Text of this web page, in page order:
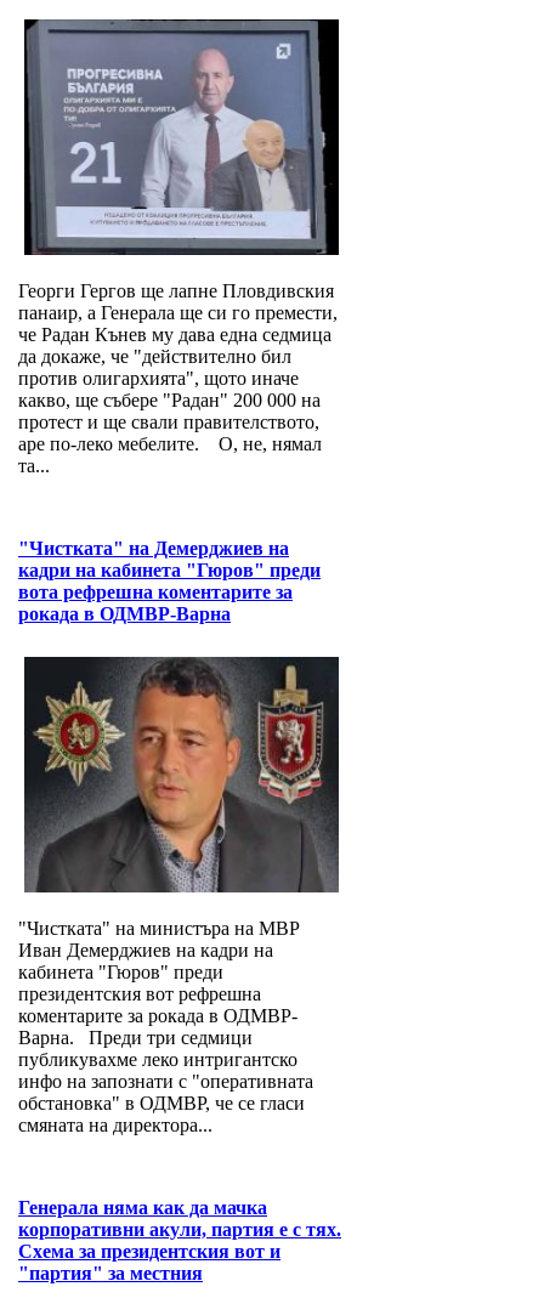
Георги Гергов ще лапне Пловдивския
панаир, а Генерала ще си го премести,
че Радан Кънев му дава една седмица
да докаже, че "действително бил
против олигархията", щото иначе
какво, ще събере "Радан" 200 000 на
протест и ще свали правителството,
аре по-леко мебелите. О, не, нямал
та...
"Чистката" на Демерджиев на
кадри на кабинета "Гюров" преди
вота рефрешна коментарите за
рокада в ОДМВР-Варна
"Чистката" на министъра на МВР
Иван Демерджиев на кадри на
кабинета "Гюров" преди
президентския вот рефрешна
коментарите за рокада в ОДМВР-
Варна. Преди три седмици
публикувахме леко интригантско
инфо на запознати с "оперативната
обстановка" в ОДМВР, че се гласи
смяната на директора...
Генерала няма как да мачка
корпоративни акули, партия е с тях.
Схема за президентския вот и
"партия" за местния